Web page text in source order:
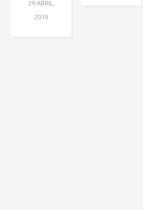
29 ABRIL,
2019